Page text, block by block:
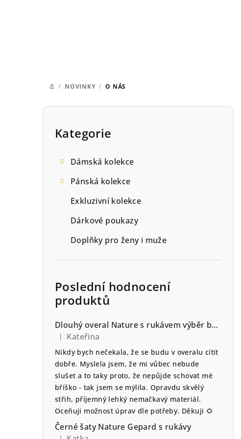
DOMŮ
/ NOVINKY / O NÁS
P
Přeskočit
kategorie
Kategorie
Dámská kolekce
Pánská kolekce
Exkluzivní kolekce
Dárkové poukazy
Doplňky pro ženy i muže
Poslední hodnocení
produktů
Dlouhý overal Nature s rukávem výběr barvy
Hodnocení produktu je 5 z 5 hvězdiček.
| Kateřina
Nikdy bych nečekala, že se budu v overalu cítit
dobře. Myslela jsem, že mi vůbec nebude
slušet a to taky proto, že nepůjde schovat mé
bříško - tak jsem se mýlila. Opravdu skvělý
střih, příjemný lehký nemačkavý materiál.
Oceňuji možnost úprav dle potřeby. Děkuji 🌻
Černé šaty Nature Gepard s rukávy